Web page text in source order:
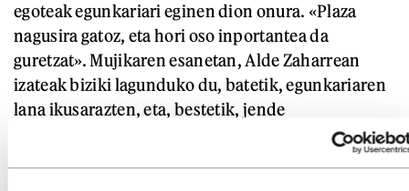
egoteak egunkariari eginen dion onura. «Plaza
nagusira gatoz, eta hori oso inportantea da
guretzat». Mujikaren esanetan, Alde Zaharrean
izateak biziki lagunduko du, batetik, egunkariaren
lana ikusarazten, eta, bestetik, jende